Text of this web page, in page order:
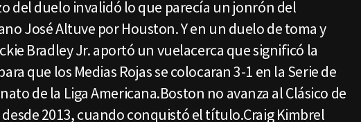
del duelo invalidó lo que parecía un jonrón del
José Altuve por Houston. Y en un duelo de toma y
Bradley Jr. aportó un vuelacerca que significó la
que los Medias Rojas se colocaran 3-1 en la Serie de
de la Liga Americana.Boston no avanza al Clásico de
2013, cuando conquistó el título.Craig Kimbrel